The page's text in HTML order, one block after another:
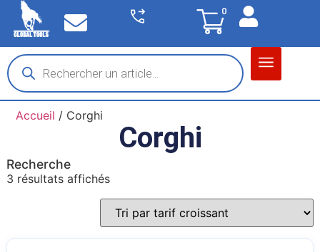
0
Accueil / Corghi
Corghi
Recherche
3 résultats affichés